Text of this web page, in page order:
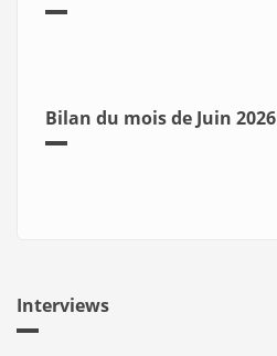
Bilan du mois de Juin 2026
Interviews